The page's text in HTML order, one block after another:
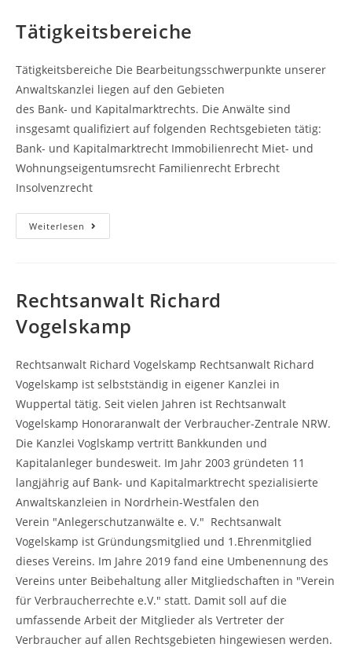
Tätigkeitsbereiche
Tätigkeitsbereiche Die Bearbeitungsschwerpunkte unserer
Anwaltskanzlei liegen auf den Gebieten
des Bank- und Kapitalmarktrechts. Die Anwälte sind
insgesamt qualifiziert auf folgenden Rechtsgebieten tätig:
Bank- und Kapitalmarktrecht Immobilienrecht Miet- und
Wohnungseigentumsrecht Familienrecht Erbrecht
Insolvenzrecht
Weiterlesen Tätigkeitsbereiche
Rechtsanwalt Richard
Vogelskamp
Rechtsanwalt Richard Vogelskamp Rechtsanwalt Richard
Vogelskamp ist selbstständig in eigener Kanzlei in
Wuppertal tätig. Seit vielen Jahren ist Rechtsanwalt
Vogelskamp Honoraranwalt der Verbraucher-Zentrale NRW.
Die Kanzlei Voglskamp vertritt Bankkunden und
Kapitalanleger bundesweit. Im Jahr 2003 gründeten 11
langjährig auf Bank- und Kapitalmarktrecht spezialisierte
Anwaltskanzleien in Nordrhein-Westfalen den
Verein "Anlegerschutzanwälte e. V." Rechtsanwalt
Vogelskamp ist Gründungsmitglied und 1.Ehrenmitglied
dieses Vereins. Im Jahre 2019 fand eine Umbenennung des
Vereins unter Beibehaltung aller Mitgliedschaften in "Verein
für Verbraucherrechte e.V." statt. Damit soll auf die
umfassende Arbeit der Mitglieder als Vertreter der
Verbraucher auf allen Rechtsgebieten hingewiesen werden.